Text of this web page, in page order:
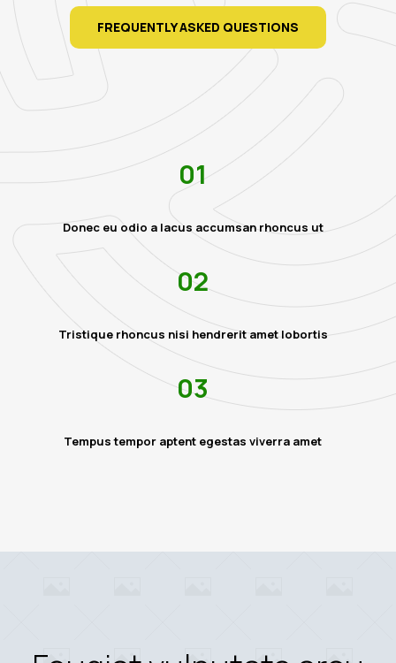
FREQUENTLY ASKED QUESTIONS
01
Donec eu odio a lacus accumsan rhoncus ut
02
Tristique rhoncus nisi hendrerit amet lobortis
03
Tempus tempor aptent egestas viverra amet